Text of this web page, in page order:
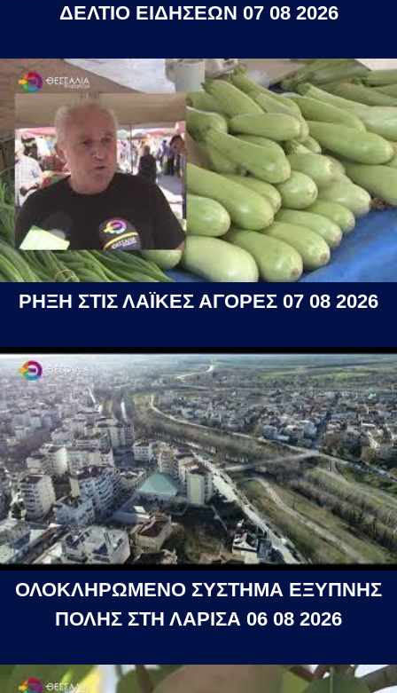
ΔΕΛΤΙΟ ΕΙΔΗΣΕΩΝ 07 08 2026
ΡΗΞΗ ΣΤΙΣ ΛΑΪΚΕΣ ΑΓΟΡΕΣ 07 08 2026
ΟΛΟΚΛΗΡΩΜΕΝΟ ΣΥΣΤΗΜΑ ΕΞΥΠΝΗΣ
ΠΟΛΗΣ ΣΤΗ ΛΑΡΙΣΑ 06 08 2026